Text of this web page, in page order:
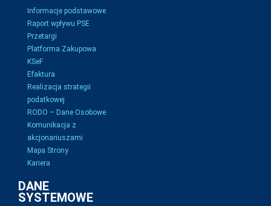
Informacje podstawowe
Raport wpływu PSE
Przetargi
Platforma Zakupowa
KSeF
Efaktura
Realizacja strategii
podatkowej
RODO – Dane Osobowe
Komunikacja z
akcjonariuszami
Mapa Strony
Kariera
DANE
SYSTEMOWE